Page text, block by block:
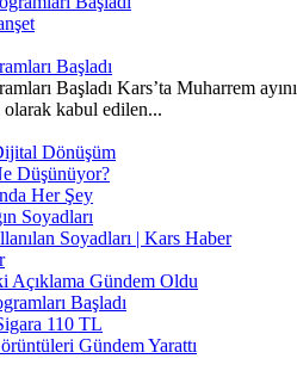
Başladı
Başladı Kars’ta Muharrem
kabul edilen...
Dönüşüm
Düşünüyor?
Her Şey
Soyadları
Soyadları | Kars Haber
Açıklama Gündem Oldu
Başladı
110 TL
Gündem Yarattı